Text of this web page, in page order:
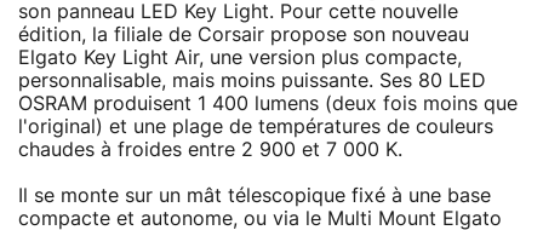
son panneau LED Key Light. Pour cette nouvelle
édition, la filiale de Corsair propose son nouveau
Elgato Key Light Air, une version plus compacte,
personnalisable, mais moins puissante. Ses 80 LED
OSRAM produisent 1 400 lumens (deux fois moins que
l'original) et une plage de températures de couleurs
chaudes à froides entre 2 900 et 7 000 K.
Il se monte sur un mât télescopique fixé à une base
compacte et autonome, ou via le Multi Mount Elgato